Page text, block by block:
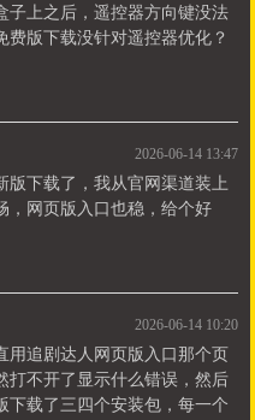
子上之后，遥控器方向键没法
费版下载没针对遥控器优化？
2026-06-14 13:47
版下载了，我从官网渠道装上
，网页版入口也稳，给个好
2026-06-14 10:20
用追剧达人网页版入口那个页
打不开了显示什么错误，然后
下载了三四个安装包，每一个